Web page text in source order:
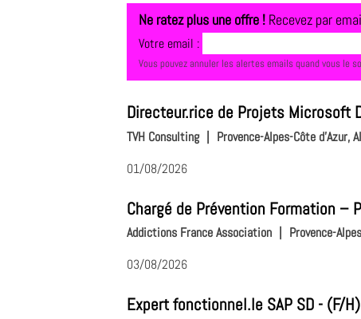
Ne ratez plus une offre ! Recevez par
Votre email :
Vous pouvez annuler les alertes emails quand vous le
Directeur.rice de Projets Microsoft
TVH Consulting | Provence-Alpes-Côte d'Azur,
01/08/2026
Chargé de Prévention Formation –
Addictions France Association
Provence-
03/08/2026
Expert fonctionnel.le SAP SD - (F/H)